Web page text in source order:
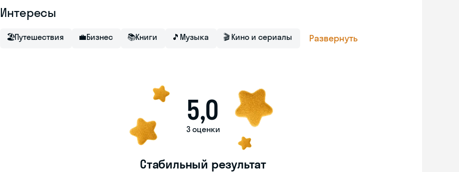
Интересы
🏖Путешествия 💼Бизнес 📚Книги 🎵 Музыка 🎬 Кино и сериалы Развернуть
5,0
3 оценки
Стабильный результат